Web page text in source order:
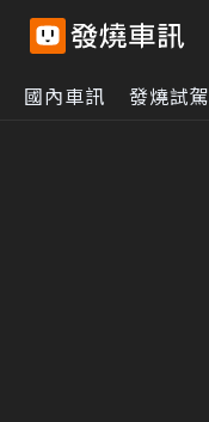
國內車訊 發燒試駕